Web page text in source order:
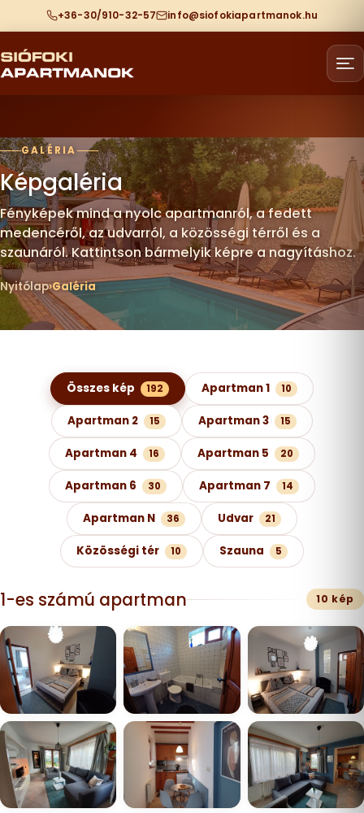
+36-30/910-32-57 info@siofokiapartmanok.hu
GALÉRIA
Képgaléria
Fényképek mind a nyolc apartmanról, a fedett
medencéről, az udvarról, a közösségi térről és a
szaunáról. Kattintson bármelyik képre a nagyításhoz.
Nyitólap Galéria
Képgaléria kategóriák szerint
Összes kép 192 Apartman 1 10
Apartman 2 15 Apartman 3 15
Apartman 4 16 Apartman 5 20
Apartman 6 30 Apartman 7 14
Apartman N 36 Udvar 21
Közösségi tér 10 Szauna 5
1-es számú apartman 10 kép